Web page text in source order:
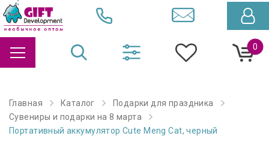
0
Главная Каталог
Подарки для праздника
Сувениры и подарки на 8 марта
Портативный аккумулятор Cute Meng Cat, черный